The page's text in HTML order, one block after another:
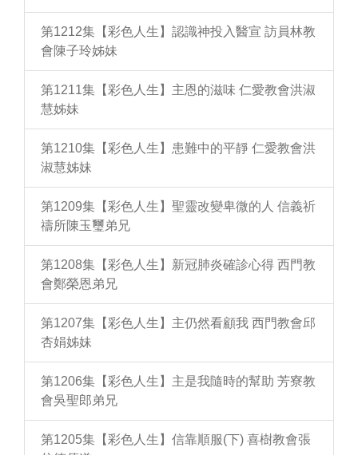
第1212集【彩色人生】認識神投入醫宣 訪員林教
會陳子玲姊妹
第1211集【彩色人生】主恩的滋味 仁愛教會洪淑
慧姊妹
第1210集【彩色人生】患難中的平靜 仁愛教會洪
淑慧姊妹
第1209集【彩色人生】聖靈改變卑微的人 信義祈
禱所陳玉璽弟兄
第1208集【彩色人生】新冠肺炎確診心得 西門教
會鄭榮恩弟兄
第1207集【彩色人生】主仍然看顧我 西門教會邱
杏娟姊妹
第1206集【彩色人生】主是我隨時的幫助 芳寮教
會吳聖郎弟兄
第1205集【彩色人生】信靠順服(下) 喜樹教會張